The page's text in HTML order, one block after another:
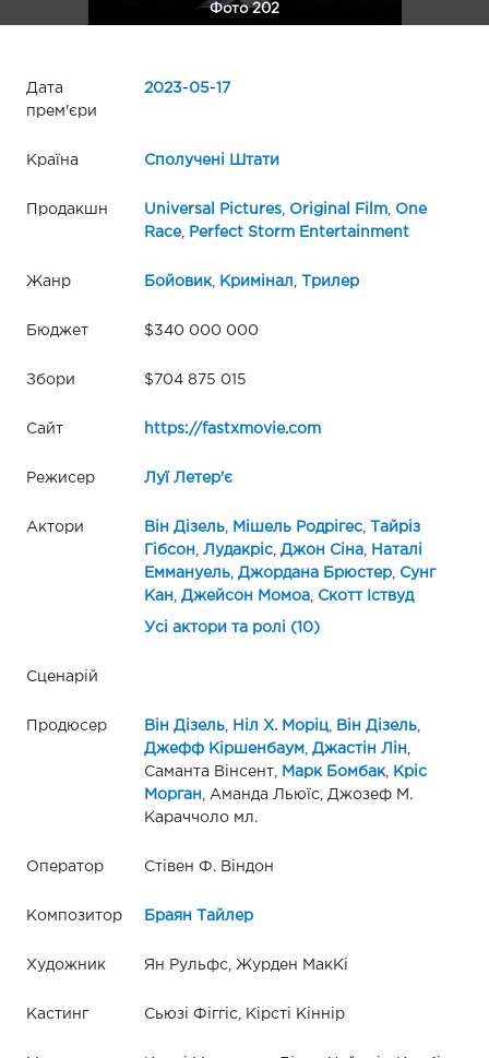
Фото 202
Дата
прем'єри
2023-05-17
Країна Сполучені Штати
Продакшн Universal Pictures, Original Film,
One
Race, Perfect Storm Entertainment
Жанр Бойовик, Кримінал Трилер
Бюджет $340 000 000
Збори $704 875 015
Сайт https://fastxmovie.com
Режисер Луї Летер'є
Актори Він Дізель, Мішель Родрігес,
Тайріз
Гібсон
Лудакріс, Джон Сіна,
Наталі
Еммануель, Джордана Брюстер,
Сунг
Кан
Джейсон Момоа, Скотт Іствуд
Усі актори та ролі (10)
Сценарій
Продюсер Він Дізель, Ніл Х. Моріц, Він Дізель,
Джефф Кіршенбаум, Джастін Лін
Саманта Вінсент,
Марк Бомбак,
Кріс
Морган , Аманда Льюїс, Джозеф М.
Караччоло мл.
Оператор Стівен Ф. Віндон
Композитор Браян Тайлер
Художник Ян Рульфс, Журден МакКі
Кастинг Сьюзі Фіггіс, Кірсті Кіннір